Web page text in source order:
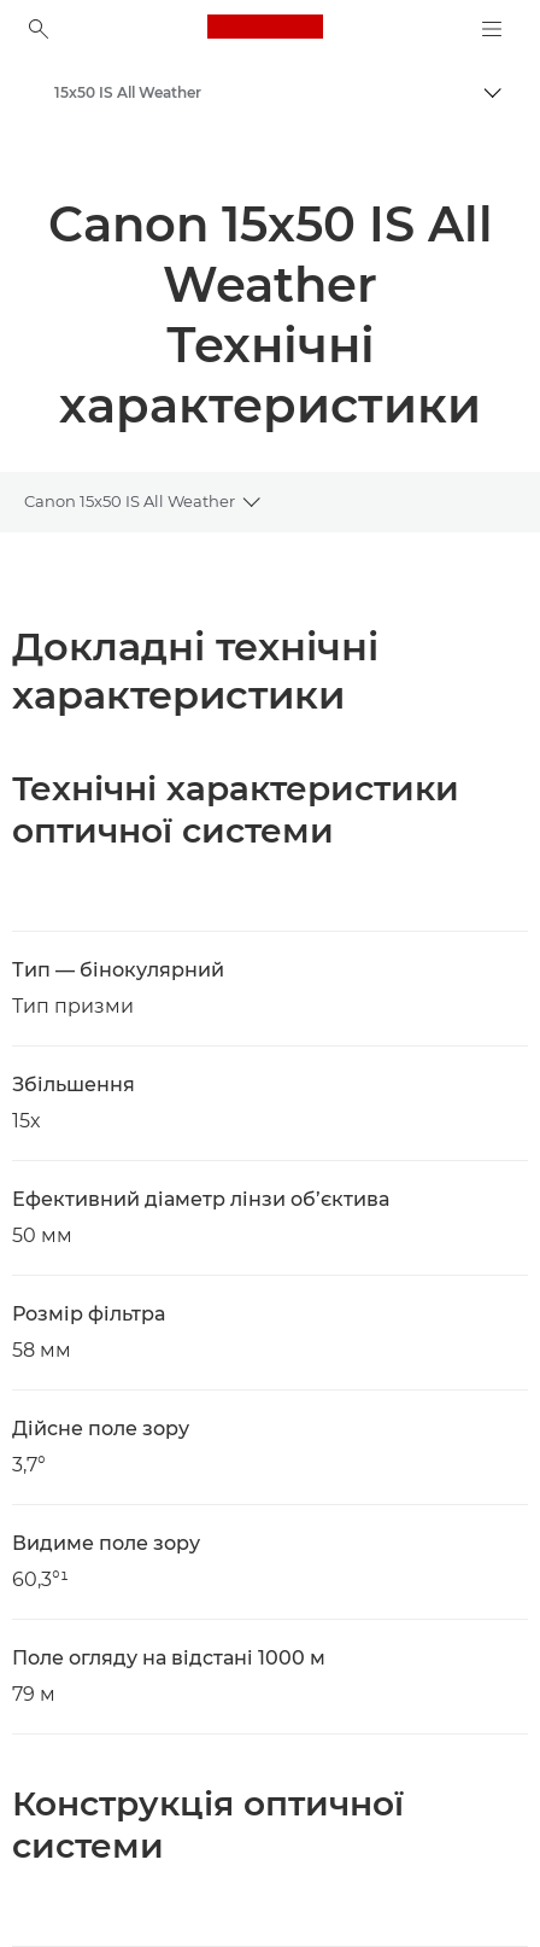
Canon Logo, back to
15x50 IS All Weather
Canon 15x50 IS All
Weather
Технічні
характеристики
Canon 15x50 IS All Weather
Toggle breadcrumbs
Докладні технічні
характеристики
Технічні характеристики
оптичної системи
Тип — бінокулярний
Тип призми
Збільшення
15x
Ефективний діаметр лінзи об’єктива
50 мм
Розмір фільтра
58 мм
Дійсне поле зору
3,7°
Видиме поле зору
60,3°¹
Поле огляду на відстані 1000 м
79 м
Конструкція оптичної
системи